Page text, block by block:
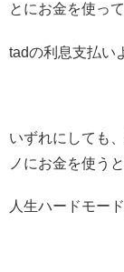
とにお金を使っ
tadの利息支払い
いずれにしても
ノにお金を使う
人生ハードモー